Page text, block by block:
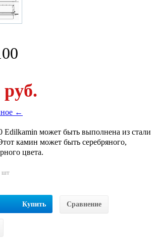
руб.
←
может быть выполнена из стали
камин может быть серебряного,
цвета.
шт
Купить Сравнение